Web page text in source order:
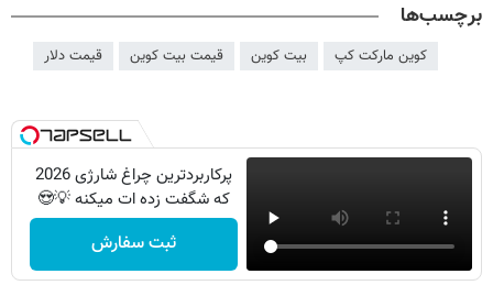
برچسب‌ها
کوین مارکت کپ بیت کوین قیمت بیت کوین قیمت دلار
پرکاربردترین چراغ شارژی 2026
که شگفت زده ات میکنه 💡😍
ثبت سفارش